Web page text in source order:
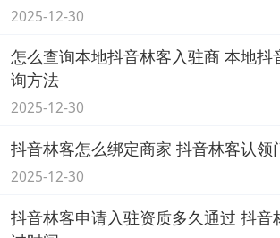
2025-12-30
怎么查询本地抖音林客入驻商 本地抖
询方法
2025-12-30
抖音林客怎么绑定商家 抖音林客认领
2025-12-30
抖音林客申请入驻资质多久通过 抖音